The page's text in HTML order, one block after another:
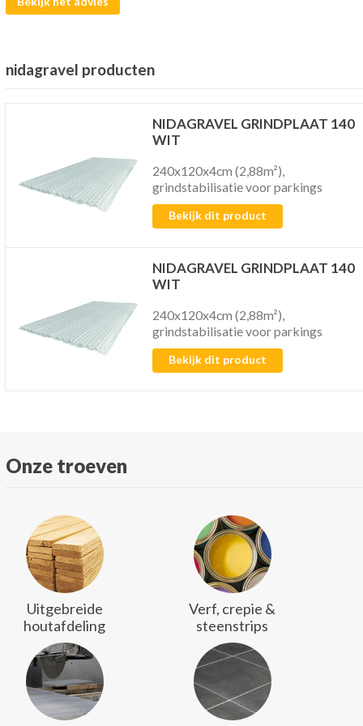
nidagravel producten
NIDAGRAVEL GRINDPLAAT 140
WIT
240x120x4cm (2,88m²),
grindstabilisatie voor parkings
Bekijk dit product
NIDAGRAVEL GRINDPLAAT 140
WIT
240x120x4cm (2,88m²),
grindstabilisatie voor parkings
Bekijk dit product
Onze troeven
Uitgebreide
houtafdeling
Verf, crepie &
steenstrips